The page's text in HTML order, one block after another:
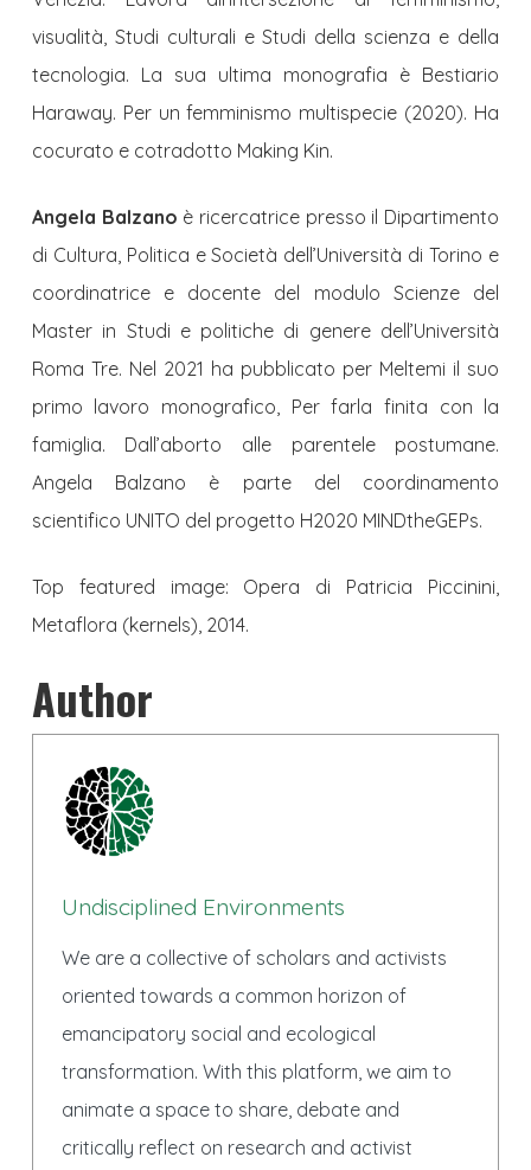
visualità, Studi culturali e Studi della scienza e della
tecnologia. La sua ultima monografia è Bestiario
Haraway. Per un femminismo multispecie (2020). Ha
cocurato e cotradotto Making Kin.
Angela Balzano è ricercatrice presso il Dipartimento
di Cultura, Politica e Società dell’Università di Torino e
coordinatrice e docente del modulo Scienze del
Master in Studi e politiche di genere dell’Università
Roma Tre. Nel 2021 ha pubblicato per Meltemi il suo
primo lavoro monografico, Per farla finita con la
famiglia. Dall’aborto alle parentele postumane.
Angela Balzano è parte del coordinamento
scientifico UNITO del progetto H2020 MINDtheGEPs.
Top featured image: Opera di Patricia Piccinini,
Metaflora (kernels), 2014.
Author
Undisciplined Environments
We are a collective of scholars and activists
oriented towards a common horizon of
emancipatory social and ecological
transformation. With this platform, we aim to
animate a space to share, debate and
critically reflect on research and activist